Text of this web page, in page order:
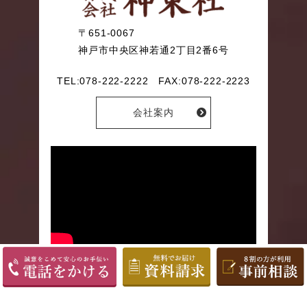
〒651-0067
神戸市中央区神若通2丁目2番6号
TEL:078-222-2222 FAX:078-222-2223
会社案内